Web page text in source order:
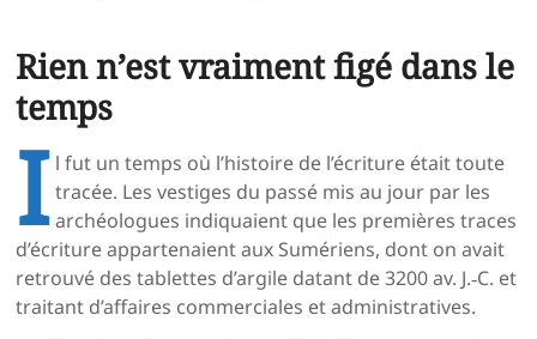
Rien n’est vraiment figé dans le
temps
I l fut un temps où l’histoire de l’écriture était toute
tracée. Les vestiges du passé mis au jour par les
archéologues indiquaient que les premières traces
d’écriture appartenaient aux Sumériens, dont on avait
retrouvé des tablettes d’argile datant de 3200 av. J.‑C. et
traitant d’affaires commerciales et administratives.